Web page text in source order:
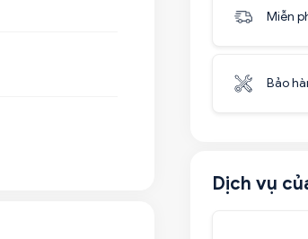
Miễn
Bảo
Dịch vụ